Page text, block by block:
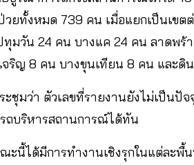
ยทั้งหมด 739 คน เมื่อแยกเป็นเขต
มวัน 24 คน บางแค 24 คน ลาดพร้
ริญ 8 คน บางขุนเทียน 8 คน และดิ
ชุมว่า ตัวเลขที่รายงานยังไม่เป็นปั
ถบริหารสถานการณ์ได้ทัน
ะนี้ได้มีการทำงานเชิงรุกในแต่ละพื้